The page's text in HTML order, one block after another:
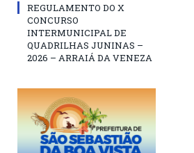
REGULAMENTO DO X
CONCURSO
INTERMUNICIPAL DE
QUADRILHAS JUNINAS –
2026 – ARRAIÁ DA VENEZA